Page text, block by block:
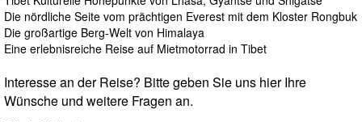
Die nördliche Seite vom prächtigen Everest mit dem Kloster Rongbuk
Die großartige Berg-Welt von Himalaya
Eine erlebnisreiche Reise auf Mietmotorrad in Tibet
Interesse an der Reise? Bitte geben Sie uns hier Ihre
Wünsche und weitere Fragen an.